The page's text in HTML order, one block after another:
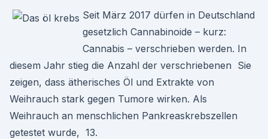
Seit März 2017 dürfen in Deutschland
gesetzlich Cannabinoide – kurz:
Cannabis – verschrieben werden. In
diesem Jahr stieg die Anzahl der verschriebenen Sie
zeigen, dass ätherisches Öl und Extrakte von
Weihrauch stark gegen Tumore wirken. Als
Weihrauch an menschlichen Pankreaskrebszellen
getestet wurde, 13.